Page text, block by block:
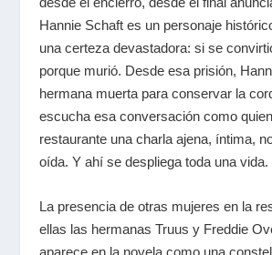
Hannie Schaft es un personaje
una certeza devastadora: si se
porque murió. Desde esa prisión,
hermana muerta para conservar la
escucha esa conversación como
restaurante una charla ajena, íntima,
oída. Y ahí se despliega toda una vida.
La presencia de otras mujeres en la
ellas las hermanas Truus y Freddie
aparece en la novela como una